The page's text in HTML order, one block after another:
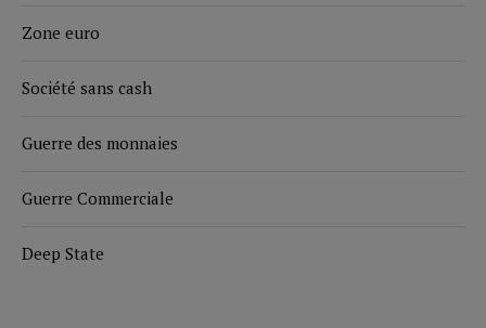
Zone euro
Société sans cash
Guerre des monnaies
Guerre Commerciale
Deep State